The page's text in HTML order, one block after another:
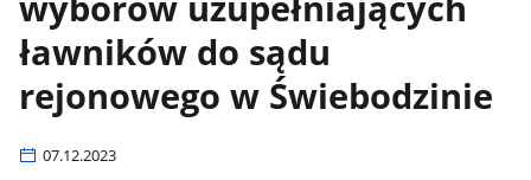
ławników do sądu
rejonowego w Świebodzinie
07.12.2023